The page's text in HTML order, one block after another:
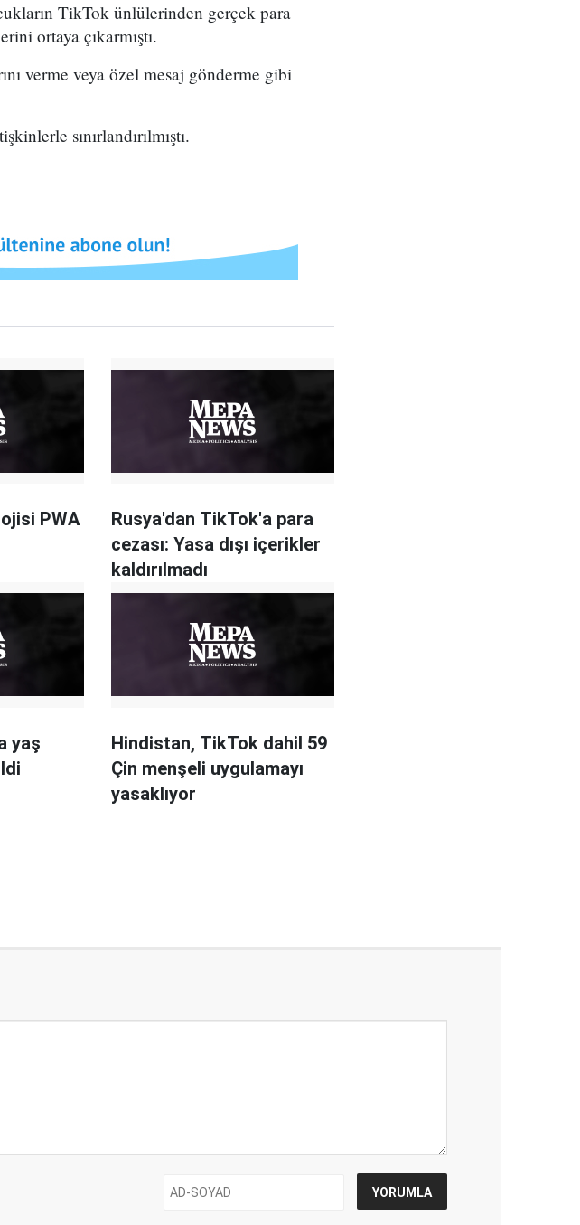
TikTok ünlülerinden gerçek para
ortaya çıkarmıştı.
verme veya özel mesaj gönderme gibi
sınırlandırılmıştı.
PWA
Rusya'dan TikTok'a para
cezası: Yasa dışı içerikler
kaldırılmadı
yaş
Hindistan, TikTok dahil 59
Çin menşeli uygulamayı
yasaklıyor